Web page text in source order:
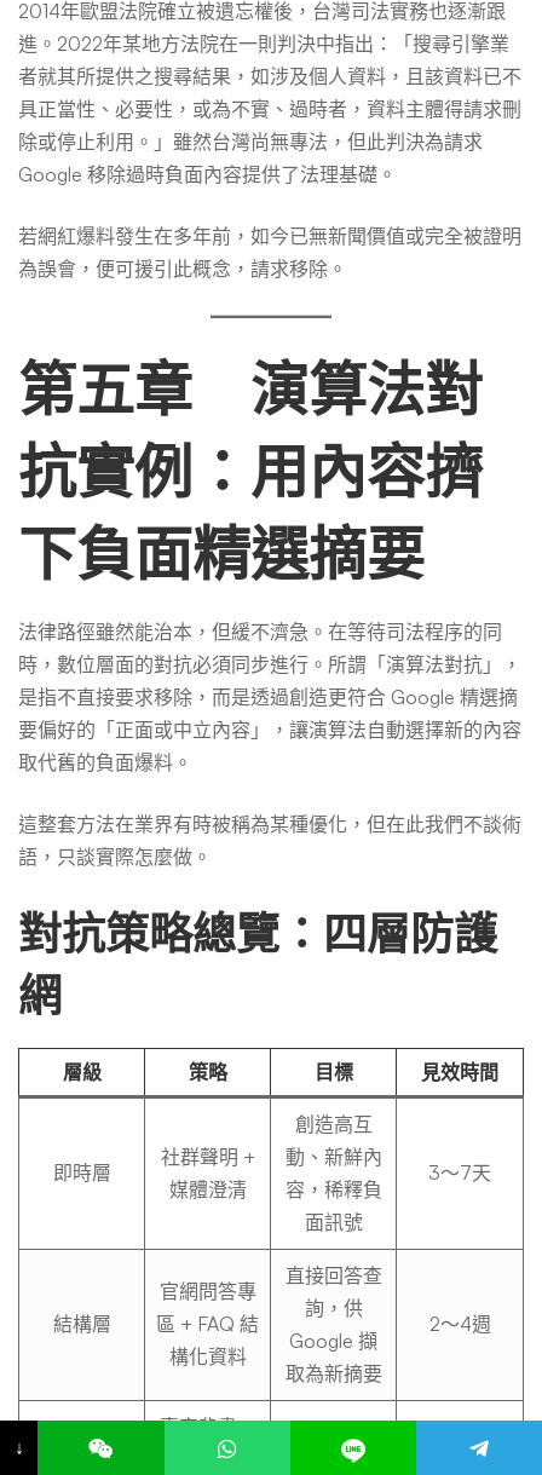
2014年歐盟法院確立被遺忘權後，台灣司法實務也逐漸跟
進。2022年某地方法院在一則判決中指出：「搜尋引擎業
者就其所提供之搜尋結果，如涉及個人資料，且該資料已不
具正當性、必要性，或為不實、過時者，資料主體得請求刪
除或停止利用。」雖然台灣尚無專法，但此判決為請求
Google 移除過時負面內容提供了法理基礎。
若網紅爆料發生在多年前，如今已無新聞價值或完全被證明
為誤會，便可援引此概念，請求移除。
第五章 演算法對
抗實例：用內容擠
下負面精選摘要
法律路徑雖然能治本，但緩不濟急。在等待司法程序的同
時，數位層面的對抗必須同步進行。所謂「演算法對抗」，
是指不直接要求移除，而是透過創造更符合 Google 精選摘
要偏好的「正面或中立內容」，讓演算法自動選擇新的內容
取代舊的負面爆料。
這整套方法在業界有時被稱為某種優化，但在此我們不談術
語，只談實際怎麼做。
對抗策略總覽：四層防護
網
層級 策略 目標 見效時間
即時層
社群聲明 +
媒體澄清
創造高互
動、新鮮內
容，稀釋負
面訊號
3～7天
結構層
官網問答專
區 + FAQ 結
構化資料
直接回答查
詢，供
Google 擷
取為新摘要
2～4週
專家背書、
第三方報
建立高權威
↓